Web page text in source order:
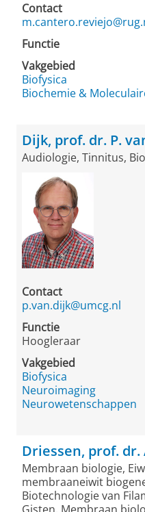
Contact
Functie
Vakgebied
Biofysica
Biochemie &
Dijk, prof. dr. P.
Audiologie, Tinnitus,
Contact
p.van.dijk@umcg.nl
Functie
Hoogleraar
Vakgebied
Biofysica
Neuroimaging
Neurowetenschappen
Driessen, prof. dr.
Membraan biologie,
membraaneiwit
Biotechnologie van